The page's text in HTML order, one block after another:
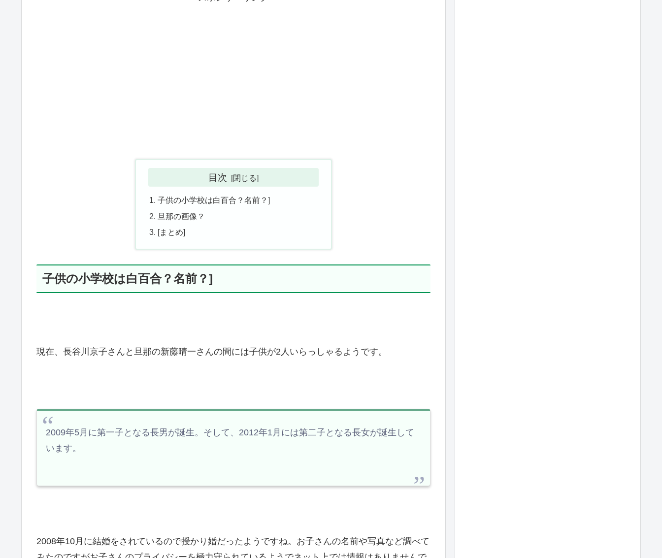
目次
子供の小学校は白百合？名前？]
旦那の画像？
[まとめ]
子供の小学校は白百合？名前？]
現在、長谷川京子さんと旦那の新藤晴一さんの間には子供が2人いらっしゃるようです。
2009年5月に第一子となる長男が誕生。そして、2012年1月には第二子となる長女が誕生して
います。
2008年10月に結婚をされているので授かり婚だったようですね。お子さんの名前や写真など調べて